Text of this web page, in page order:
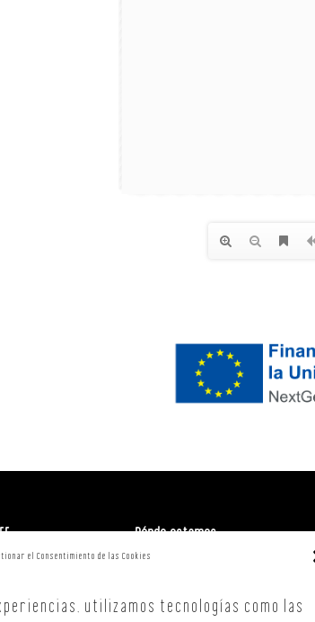
el Consentimiento de las Cookies
utilizamos tecnologías como las
Dónde estamos
Santiago de Compostela